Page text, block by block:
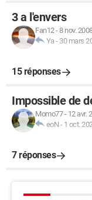
3 a l'envers
Fan12-8 nov.
Ya - 30 mars
15 réponses
Impossible de
Momo77- 12 avr.
eoN - 1 oct.
7 réponses